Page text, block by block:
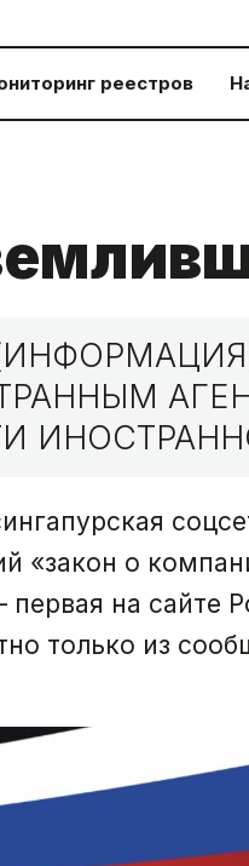
реестров
«закон о
на сайте
только из